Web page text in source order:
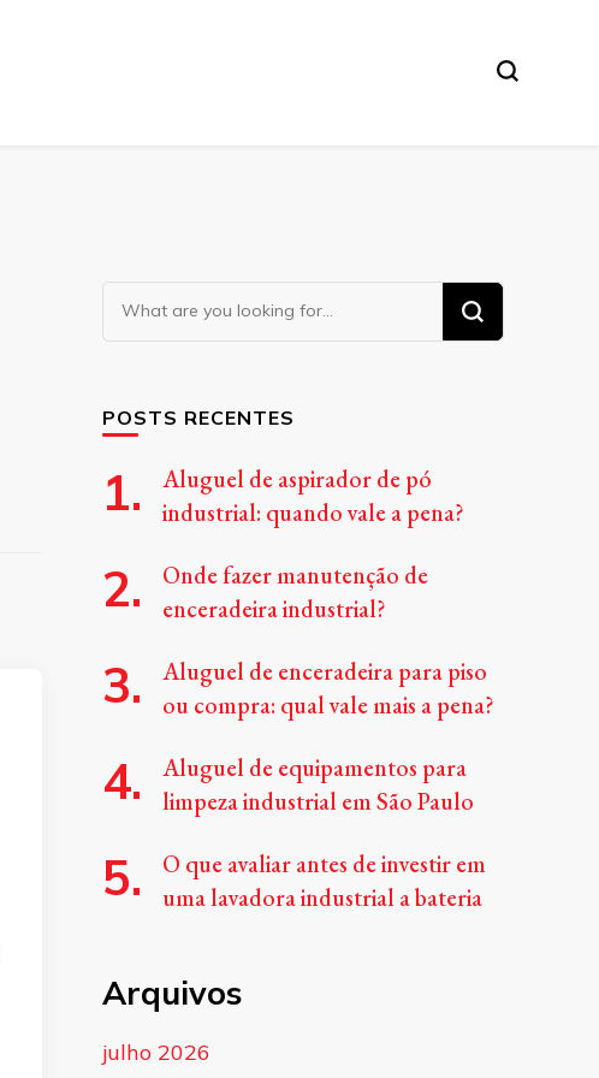
Looking
for
POSTS RECENTES
Aluguel de aspirador de pó
industrial: quando vale a pena?
Onde fazer manutenção de
enceradeira industrial?
Aluguel de enceradeira para piso
ou compra: qual vale mais a pena?
Aluguel de equipamentos para
limpeza industrial em São Paulo
O que avaliar antes de investir em
uma lavadora industrial a bateria
Arquivos
julho 2026